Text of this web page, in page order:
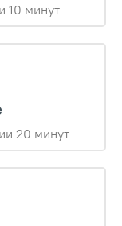
10 минут
20 минут